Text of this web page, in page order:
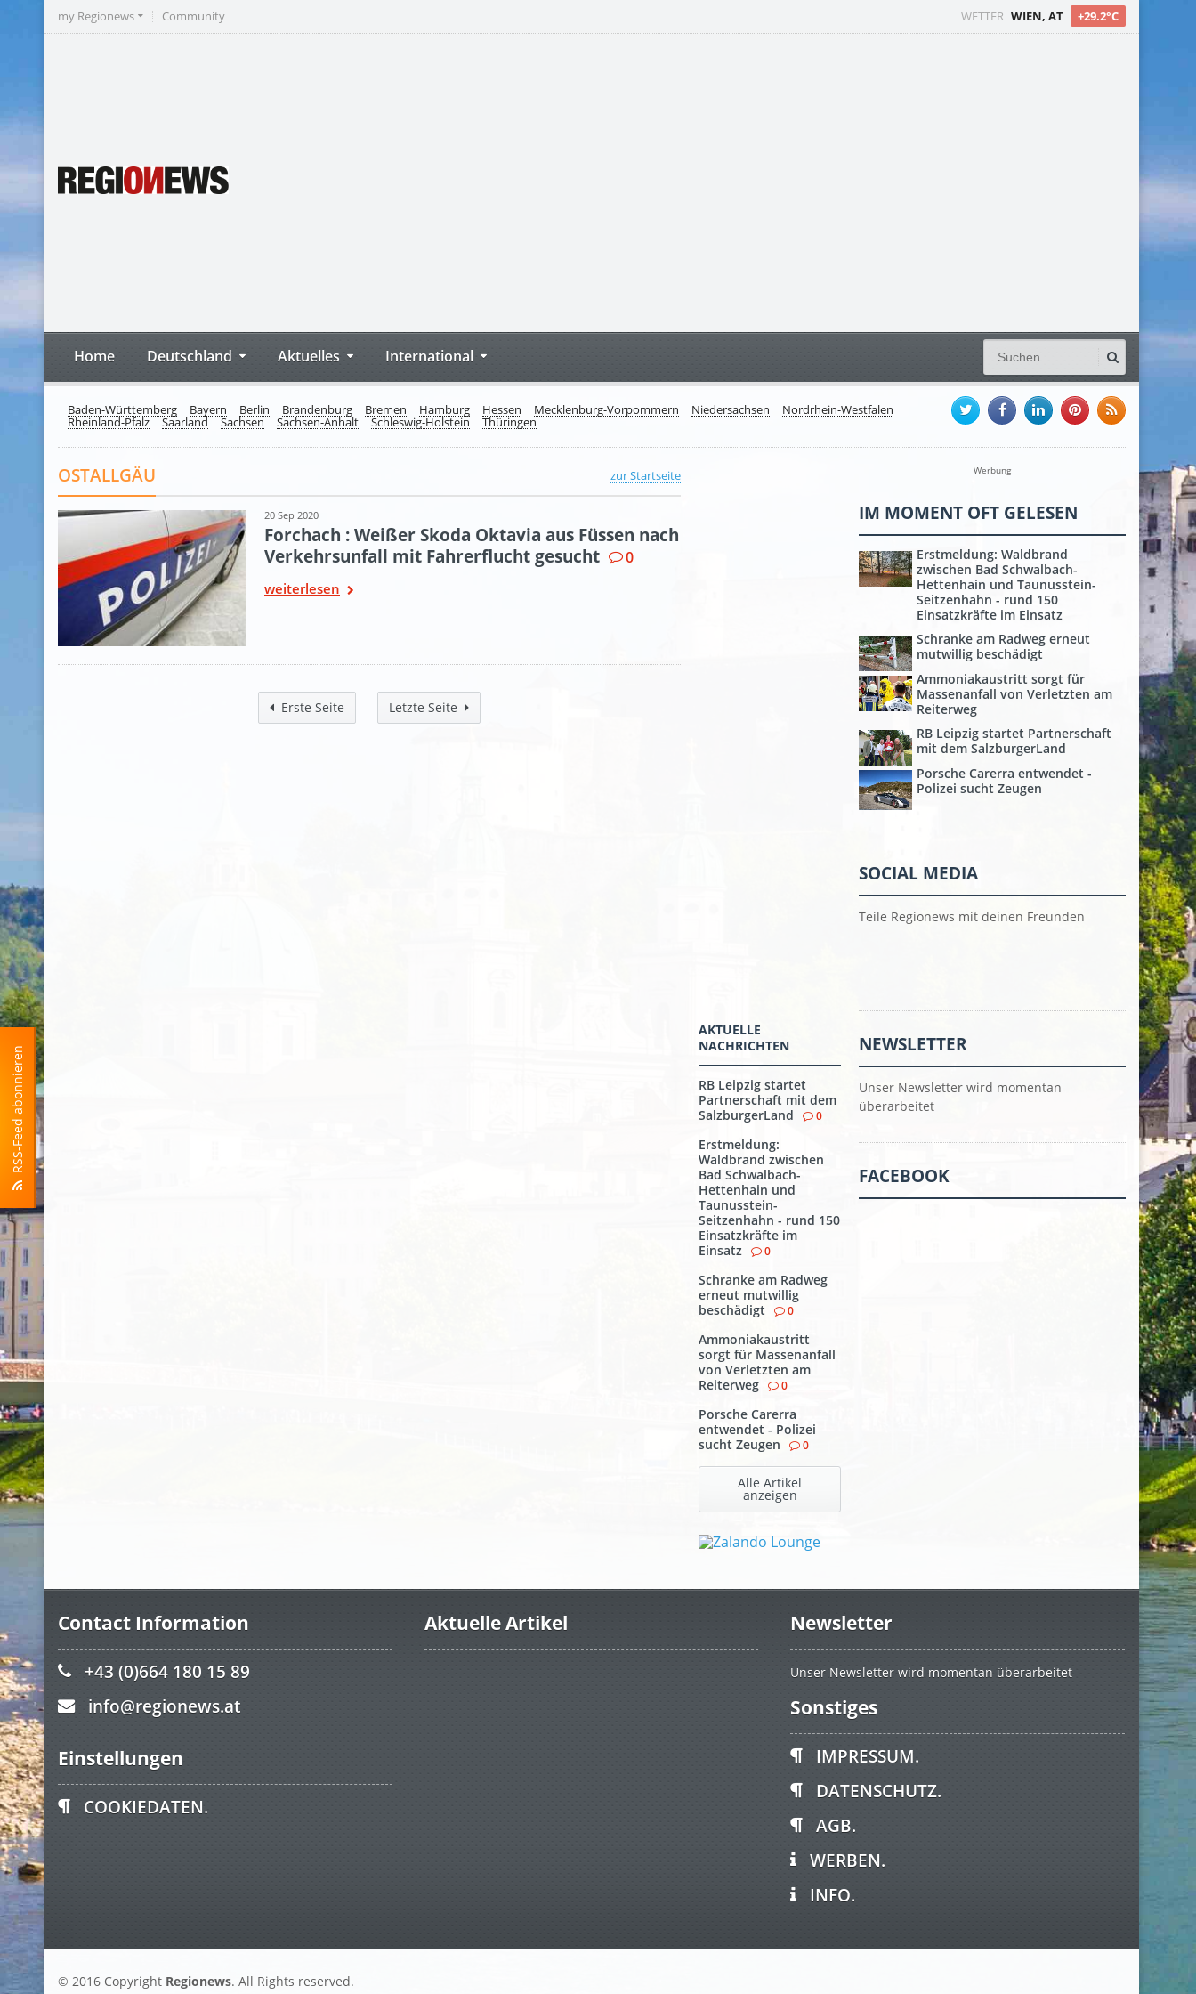
RSS-Feed abonnieren
WETTER WIEN, AT +29.2°C
my Regionews Community
Home Deutschland Aktuelles International
Baden-Württemberg Bayern Berlin Brandenburg Bremen Hamburg Hessen Mecklenburg-Vorpommern Niedersachsen Nordrhein-Westfalen
Rheinland-Pfalz Saarland Sachsen Sachsen-Anhalt Schleswig-Holstein Thüringen
zur Startseite
OSTALLGÄU
20 Sep 2020
Forchach : Weißer Skoda Oktavia aus Füssen nach
Verkehrsunfall mit Fahrerflucht gesucht
0
weiterlesen
Erste Seite Letzte Seite
AKTUELLE
NACHRICHTEN
RB Leipzig startet
Partnerschaft mit dem
SalzburgerLand
0
Erstmeldung:
Waldbrand zwischen
Bad Schwalbach-
Hettenhain und
Taunusstein-
Seitzenhahn - rund 150
Einsatzkräfte im
Einsatz
0
Schranke am Radweg
erneut mutwillig
beschädigt
0
Ammoniakaustritt
sorgt für Massenanfall
von Verletzten am
Reiterweg
0
Porsche Carerra
entwendet - Polizei
sucht Zeugen
0
Alle Artikel
anzeigen
Werbung
IM MOMENT OFT GELESEN
Erstmeldung: Waldbrand
zwischen Bad Schwalbach-
Hettenhain und Taunusstein-
Seitzenhahn - rund 150
Einsatzkräfte im Einsatz
Schranke am Radweg erneut
mutwillig beschädigt
Ammoniakaustritt sorgt für
Massenanfall von Verletzten am
Reiterweg
RB Leipzig startet Partnerschaft
mit dem SalzburgerLand
Porsche Carerra entwendet -
Polizei sucht Zeugen
SOCIAL MEDIA
Teile Regionews mit deinen Freunden
NEWSLETTER
Unser Newsletter wird momentan
überarbeitet
FACEBOOK
Contact Information
+43 (0)664 180 15 89
info@regionews.at
Einstellungen
COOKIEDATEN.
Aktuelle Artikel Newsletter
Unser Newsletter wird momentan überarbeitet
Sonstiges
IMPRESSUM.
DATENSCHUTZ.
AGB.
WERBEN.
INFO.
© 2016 Copyright Regionews. All Rights reserved.